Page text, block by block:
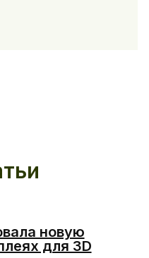
новую
для 3D